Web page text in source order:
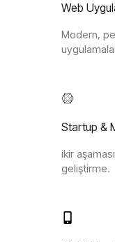
Web
Modern,
Startup &
ikir
geliştirme.